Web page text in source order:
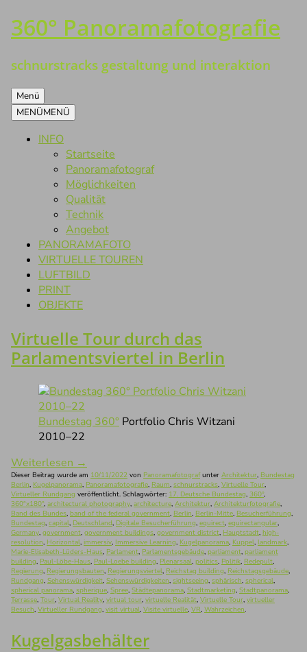
Zum
Inhalt
360° Panoramafotografie
schnurstracks gestaltung und interaktion
Menü
MENÜMENÜ
INFO
Startseite
Panoramafotograf
Möglichkeiten
Qualität
Technik
Angebot
PANORAMAFOTO
VIRTUELLE TOUREN
LUFTBILD
PRINT
OBJEKTE
Virtuelle Tour durch das
Parlamentsviertel in Berlin
Bundestag 360° Portfolio Chris Witzani
2010–22
Weiterlesen →
Dieser Beitrag wurde am 10/11/2022 von Panoramafotografunter Architektur, Bundestag
Berlin, Kugelpanorama, Panoramafotografie, Raum, schnurstracks, Virtuelle Tour,
Virtueller Rundgang veröffentlicht. Schlagwörter: 17. Deutsche Bundestag, 360°,
360°x180°, architectural photography, architecture, Architektur, Architekturfotografie,
Band des Bundes, band of the federal government, Berlin, Berlin-Mitte, Besucherführung,
Bundestag, capital, Deutschland, Digitale Besucherführung, equirect, equirectangular,
Germany, government, government buildings, government district, Hauptstadt, high-
resolution, Horizontal, immersiv, Immersive Learning, Kugelpanorama, Kuppel, landmark,
Marie-Elisabeth-Lüders-Haus, Parlament, Parlamentsgebäude, parliament, parliament
building, Paul-Löbe-Haus, Paul-Loebe building, Plenarsaal, politics, Politik, Redepult,
Regierung, Regierungsbauten, Regierungsviertel, Reichstag building, Reichstagsgebäude,
Rundgang, Sehenswürdigkeit, Sehenswürdigkeiten, sightseeing, sphärisch, spherical,
spherical panorama, spherique, Spree, Städtepanorama, Stadtmarketing, Stadtpanorama,
Terrasse, Tour, Virtual Reality, virtual tour, virtuelle Realität, Virtuelle Tour, virtueller
Besuch, Virtueller Rundgang, visit virtual, Visite virtuelle, VR, Wahrzeichen.
Kugelgasbehälter